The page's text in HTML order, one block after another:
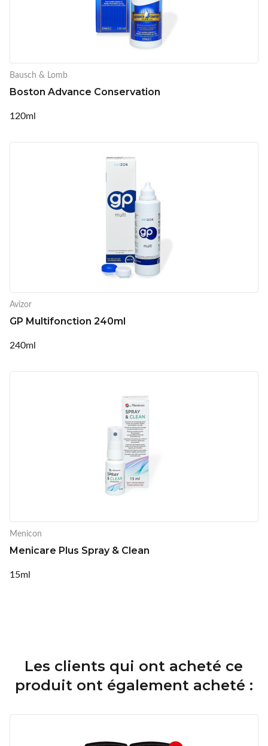
Bausch & Lomb
Boston Advance Conservation
120ml
Avizor
GP Multifonction 240ml
240ml
Menicon
Menicare Plus Spray & Clean
15ml
Les clients qui ont acheté ce
produit ont également acheté :